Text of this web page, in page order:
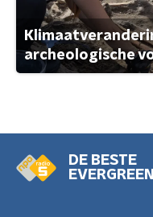
archeologische
DE BESTE